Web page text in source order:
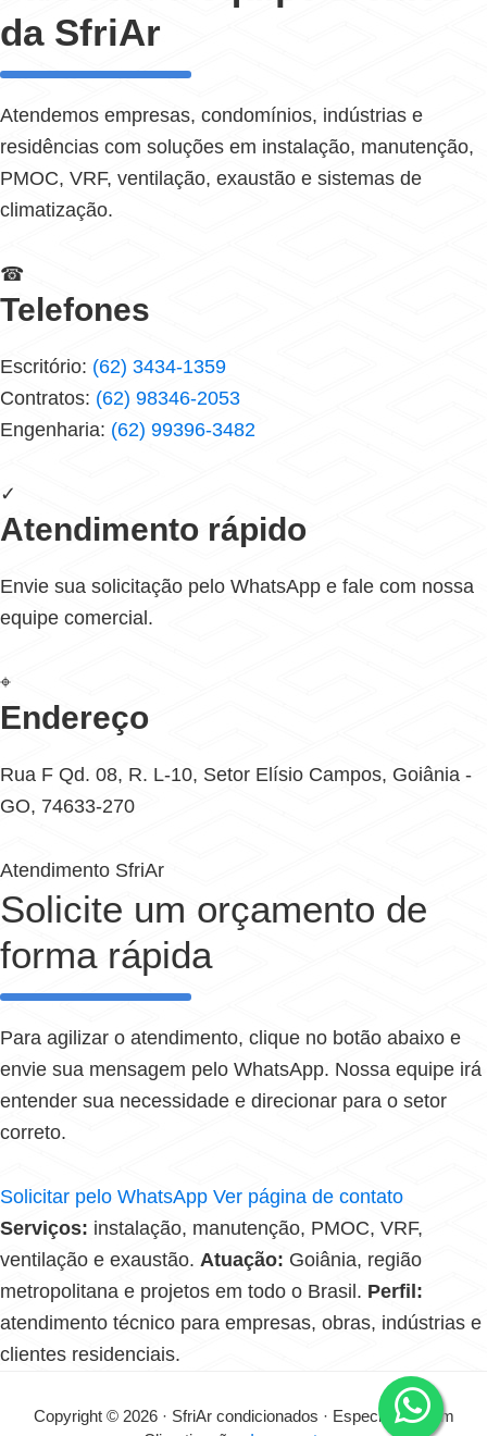
da SfriAr
Atendemos empresas, condomínios, indústrias e
residências com soluções em instalação, manutenção,
PMOC, VRF, ventilação, exaustão e sistemas de
climatização.
☎
Telefones
Escritório: (62) 3434-1359
Contratos: (62) 98346-2053
Engenharia: (62) 99396-3482
✓
Atendimento rápido
Envie sua solicitação pelo WhatsApp e fale com nossa
equipe comercial.
⌖
Endereço
Rua F Qd. 08, R. L-10, Setor Elísio Campos, Goiânia -
GO, 74633-270
Atendimento SfriAr
Solicite um orçamento de
forma rápida
Para agilizar o atendimento, clique no botão abaixo e
envie sua mensagem pelo WhatsApp. Nossa equipe irá
entender sua necessidade e direcionar para o setor
correto.
Solicitar pelo WhatsApp Ver página de contato
Serviços: instalação, manutenção, PMOC, VRF,
ventilação e exaustão. Atuação: Goiânia, região
metropolitana e projetos em todo o Brasil. Perfil:
atendimento técnico para empresas, obras, indústrias e
clientes residenciais.
Copyright © 2026 · SfriAr condicionados · Especialistas em